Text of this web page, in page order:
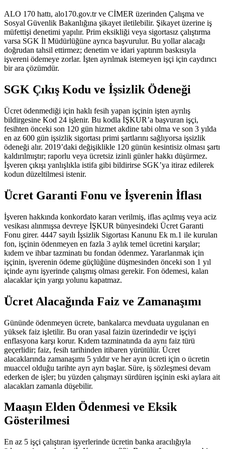
ALO 170 hattı, alo170.gov.tr ve CİMER üzerinden Çalışma ve
Sosyal Güvenlik Bakanlığına şikayet iletilebilir. Şikayet üzerine iş
müfettişi denetimi yapılır. Prim eksikliği veya sigortasız çalıştırma
varsa SGK İl Müdürlüğüne ayrıca başvurulur. Bu yollar alacağı
doğrudan tahsil ettirmez; denetim ve idari yaptırım baskısıyla
işvereni ödemeye zorlar. İşten ayrılmak istemeyen işçi için caydırıcı
bir ara çözümdür.
SGK Çıkış Kodu ve İşsizlik Ödeneği
Ücret ödenmediği için haklı fesih yapan işçinin işten ayrılış
bildirgesine Kod 24 işlenir. Bu kodla İŞKUR’a başvuran işçi,
fesihten önceki son 120 gün hizmet akdine tabi olma ve son 3 yılda
en az 600 gün işsizlik sigortası primi şartlarını sağlıyorsa işsizlik
ödeneği alır. 2019’daki değişiklikle 120 günün kesintisiz olması şartı
kaldırılmıştır; raporlu veya ücretsiz izinli günler hakkı düşürmez.
İşveren çıkışı yanlışlıkla istifa gibi bildirirse SGK’ya itiraz edilerek
kodun düzeltilmesi istenir.
Ücret Garanti Fonu ve İşverenin İflası
İşveren hakkında konkordato kararı verilmiş, iflas açılmış veya aciz
vesikası alınmışsa devreye İŞKUR bünyesindeki Ücret Garanti
Fonu girer. 4447 sayılı İşsizlik Sigortası Kanunu Ek m.1 ile kurulan
fon, işçinin ödenmeyen en fazla 3 aylık temel ücretini karşılar;
kıdem ve ihbar tazminatı bu fondan ödenmez. Yararlanmak için
işçinin, işverenin ödeme güçlüğüne düşmesinden önceki son 1 yıl
içinde aynı işyerinde çalışmış olması gerekir. Fon ödemesi, kalan
alacaklar için yargı yolunu kapatmaz.
Ücret Alacağında Faiz ve Zamanaşımı
Gününde ödenmeyen ücrete, bankalarca mevduata uygulanan en
yüksek faiz işletilir. Bu oran yasal faizin üzerindedir ve işçiyi
enflasyona karşı korur. Kıdem tazminatında da aynı faiz türü
geçerlidir; faiz, fesih tarihinden itibaren yürütülür. Ücret
alacaklarında zamanaşımı 5 yıldır ve her ayın ücreti için o ücretin
muaccel olduğu tarihte ayrı ayrı başlar. Süre, iş sözleşmesi devam
ederken de işler; bu yüzden çalışmayı sürdüren işçinin eski aylara ait
alacakları zamanla düşebilir.
Maaşın Elden Ödenmesi ve Eksik
Gösterilmesi
En az 5 işçi çalıştıran işyerlerinde ücretin banka aracılığıyla